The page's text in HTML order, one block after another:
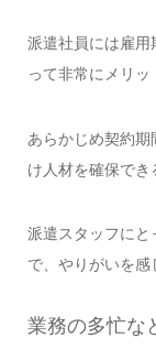
派遣社員には雇用
って非常にメリッ
あらかじめ契約
け人材を確保でき
派遣スタッフにと
で、やりがいを感
業務の多忙な